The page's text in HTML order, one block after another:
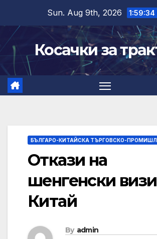
content
Sun. Aug 9th, 2026 1:59:35
Косачки за
БЪЛГАРО-КИТАЙСКА ТЪРГОВСКО-
Откази на
шенгенски
Китай
By admin